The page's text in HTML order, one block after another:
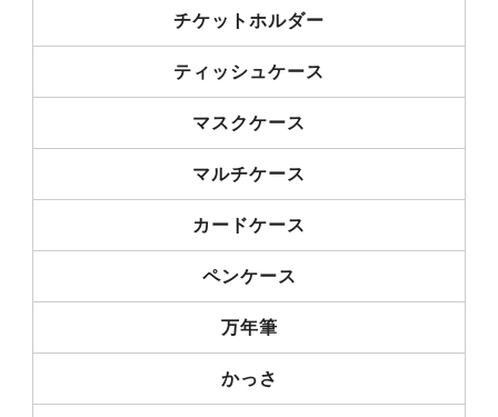
チケットホルダー
ティッシュケース
マスクケース
マルチケース
カードケース
ペンケース
万年筆
かっさ